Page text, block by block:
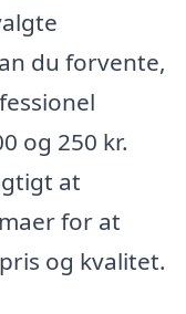
du forvente,
og 250 kr.
at
for at
og kvalitet.